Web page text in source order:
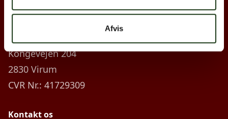
Afvis
Firma information
Kongevejen 204
2830 Virum
CVR Nr.: 41729309
Kontakt os